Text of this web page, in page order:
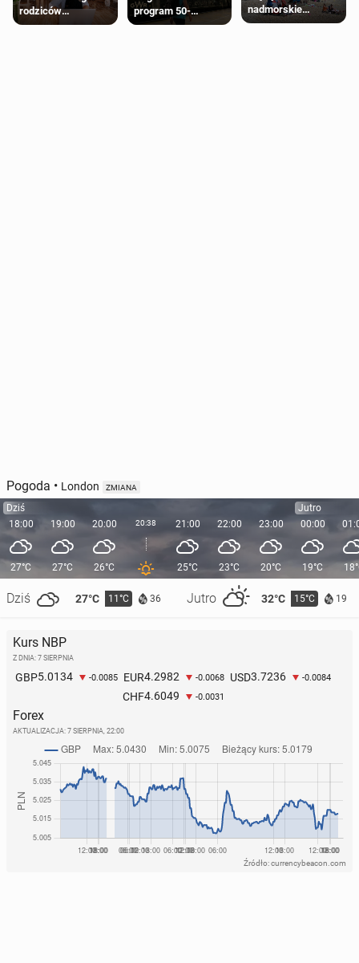
rodziców
pobierających Child
program 50-
procentowych
nadmorskie
miasteczko blisko
Pogoda • London ZMIANA
Dziś
18:00
27°C
Dziś 27°C 11°C 36 Jutro 32°C 15°C 19
19:00
27°C
20:00
26°C
20:38 21:00
25°C
22:00
23°C
23:00
20°C
Jutro
00:00
19°C
Kurs NBP
Z DNIA: 7 SIERPNIA
GBP5.0134 -0.0085 EUR4.2982 -0.0068 USD3.7236 -0.0084
CHF4.6049 -0.0031
Forex
AKTUALIZACJA: 7 SIERPNIA, 22:00
Źródło: currencybeacon.com